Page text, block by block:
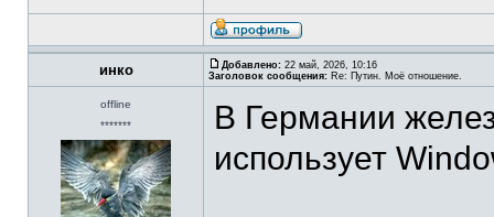
инко Добавлено: 22 май, 2026, 10:16
Заголовок сообщения: Re: Путин. Моё отношение.
offline
*******
В Германии
использует